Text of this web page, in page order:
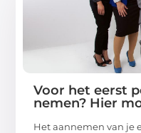
Voor het eerst
nemen? Hier
Het aannemen van je